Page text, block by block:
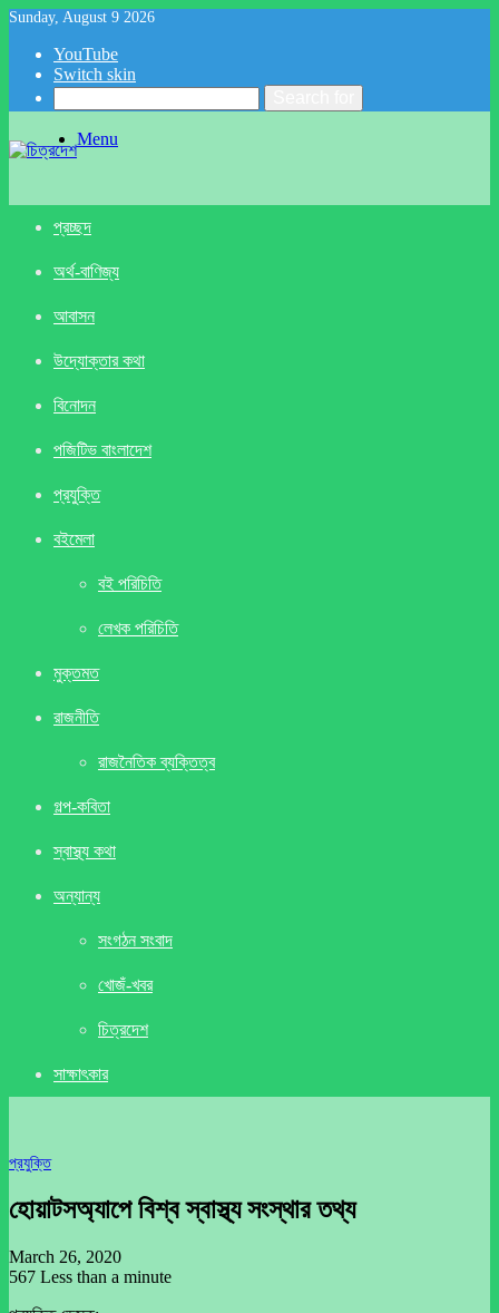
Sunday, August 9 2026
YouTube
Switch skin
Menu
প্রচ্ছদ
অর্থ-বাণিজ্য
আবাসন
উদ্যোক্তার কথা
বিনোদন
পজিটিভ বাংলাদেশ
প্রযুক্তি
বইমেলা
বই পরিচিতি
লেখক পরিচিতি
মুক্তমত
রাজনীতি
রাজনৈতিক ব্যক্তিত্ব
গল্প-কবিতা
স্বাস্থ্য কথা
অন্যান্য
সংগঠন সংবাদ
খােজঁ-খবর
চিত্রদেশ
সাক্ষাৎকার
প্রযুক্তি
হোয়াটসঅ্যাপে বিশ্ব স্বাস্থ্য সংস্থার তথ্য
March 26, 2020
567 Less than a minute